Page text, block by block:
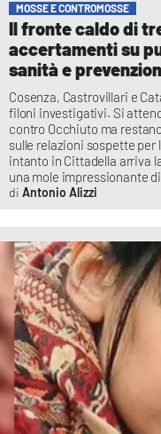
MOSSE E CONTROMOSSE
Il fronte caldo di
accertamenti su
sanità e
Cosenza, Castrovillari e
filoni investigativi. Si
contro Occhiuto ma
sulle relazioni sospette per
intanto in Cittadella arriva
una mole impressionante
Antonio Alizzi